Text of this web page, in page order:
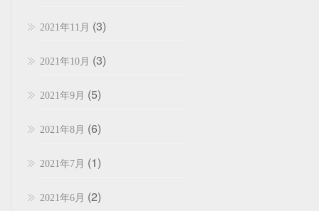
2021年11月 (3)
2021年10月 (3)
2021年9月 (5)
2021年8月 (6)
2021年7月 (1)
2021年6月 (2)